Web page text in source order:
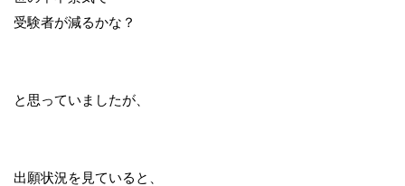
受験者が減るかな？
と思っていましたが、
出願状況を見ていると、